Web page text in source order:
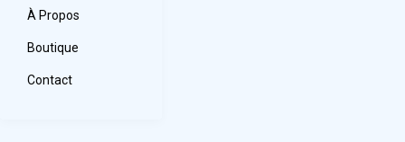
À Propos
Boutique
Contact